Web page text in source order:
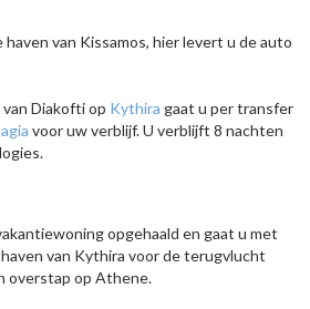
haven van Kissamos, hier levert u de auto
Diakofti op Kythira gaat u per transfer
voor uw verblijf. U verblijft 8 nachten
opgehaald en gaat u met
van Kythira voor de terugvlucht
overstap op Athene.